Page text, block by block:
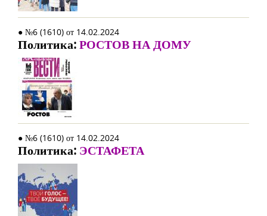
● №6 (1610) от 14.02.2024
Политика:РОСТОВ НА ДОМУ
● №6 (1610) от 14.02.2024
Политика: ЭСТАФЕТА